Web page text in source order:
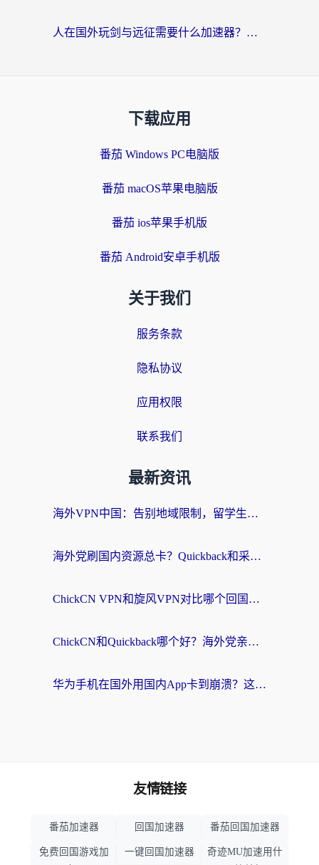
人在国外玩剑与远征需要什么加速器？老玩家亲测的避坑指南来了
下载应用
番茄 Windows PC电脑版
番茄 macOS苹果电脑版
番茄 ios苹果手机版
番茄 Android安卓手机版
关于我们
服务条款
隐私协议
应用权限
联系我们
最新资讯
海外VPN中国：告别地域限制，留学生与华人如何轻松刷国内剧、玩国服？
海外党刷国内资源总卡？Quickback和采集蜂好用吗？这篇指南帮你避坑
ChickCN VPN和旋风VPN对比哪个回国效果更好？海外党亲测实用指南
ChickCN和Quickback哪个好？海外党亲测回国加速器，轻松解锁国内资源（附避坑指南）
华为手机在国外用国内App卡到崩溃？这篇加速器指南帮你无缝刷剧打游戏
友情链接
番茄加速器 回国加速器 番茄回国加速器
免费回国游戏加
一键回国加速器
奇迹MU加速用什